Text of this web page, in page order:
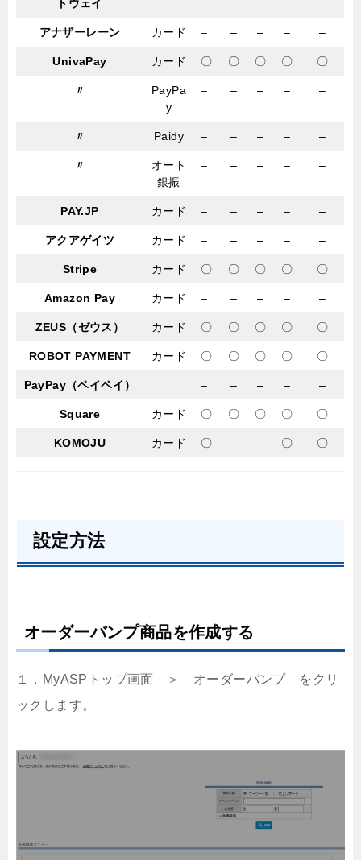
トウェイ
アナザーレーン カード – – – – –
UnivaPay カード 〇 〇 〇 〇 〇
〃
PayPa
y
– – – – –
〃 Paidy – – – – –
〃
オート
銀振
– – – – –
PAY.JP カード – – – – –
アクアゲイツ カード – – – – –
Stripe カード 〇 〇 〇 〇 〇
Amazon Pay カード – – – – –
ZEUS（ゼウス） カード 〇 〇 〇 〇 〇
ROBOT PAYMENT カード 〇 〇 〇 〇 〇
PayPay（ペイペイ） – – – – –
Square カード 〇 〇 〇 〇 〇
KOMOJU カード 〇 – – 〇 〇
設定方法
オーダーバンプ商品を作成する
１．MyASPトップ画面 ＞ オーダーバンプ をクリ
ックします。